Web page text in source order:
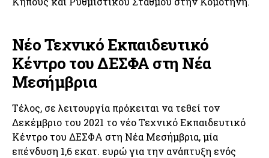
Νέο Τεχνικό Εκπαιδευτικό
Κέντρο του ΔΕΣΦΑ στη Νέα
Μεσήμβρια
Τέλος, σε λειτουργία πρόκειται να τεθεί τον
Δεκέμβριο του 2021 το νέο Τεχνικό Εκπαιδευτικό
Κέντρο του ΔΕΣΦΑ στη Νέα Μεσήμβρια, μία
επένδυση 1,6 εκατ. ευρώ για την ανάπτυξη ενός